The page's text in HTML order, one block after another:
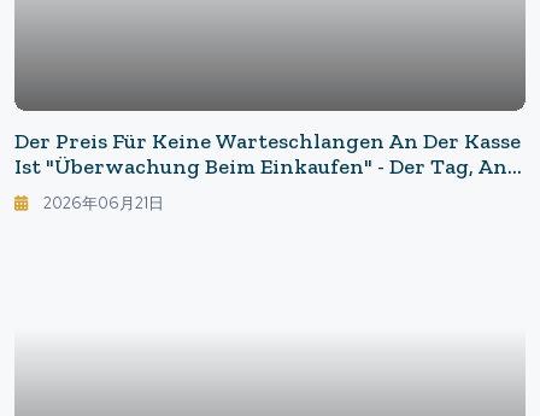
Der Preis Für Keine Warteschlangen An Der Kasse
Ist "Überwachung Beim Einkaufen" - Der Tag, An
Dem Der AI-Einkaufswagen In Japanische
Supermärkte Kommt
2026年06月21日